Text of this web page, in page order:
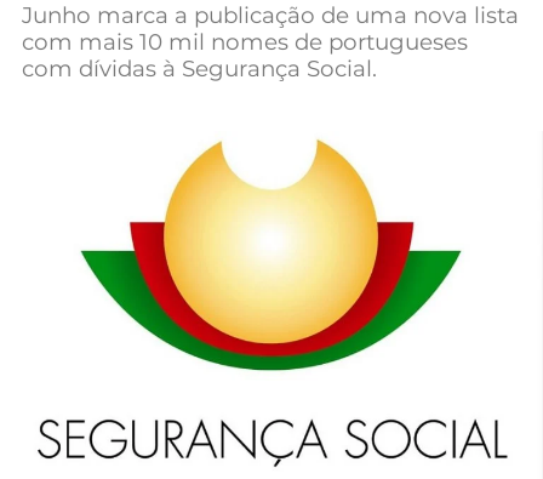
Negócios
Mundial 2026
Junho marca a publicação de uma nova lista
com mais 10 mil nomes de portugueses
com dívidas à Segurança Social.